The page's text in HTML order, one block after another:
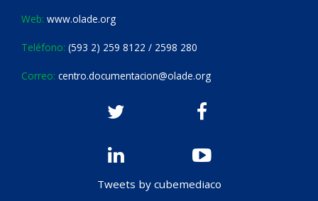
Web: www.olade.org
Teléfono: (593 2) 259 8122 / 2598 280
Correo: centro.documentacion@olade.org
Tweets by cubemediaco